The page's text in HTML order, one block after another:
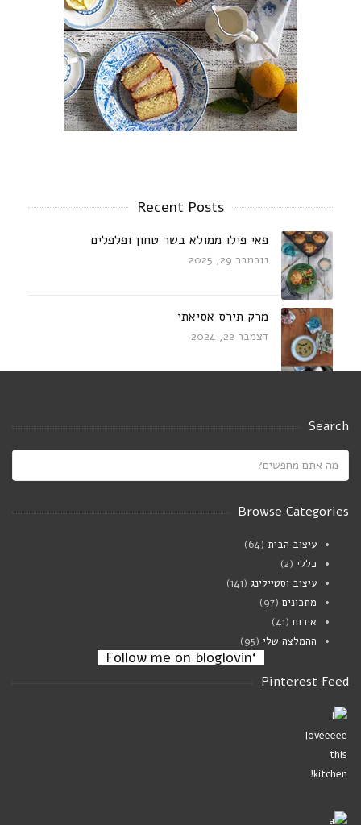
Recent Posts
פאי פילו ממולא בשר טחון ופלפלים
נובמבר 29, 2025
מרק תירס אסיאתי
דצמבר 22, 2024
Saucy white beans on toast
מרק פטריות וגריסי פנינה
‘Follow me on bloglovin
Search
Browse Categories
עיצוב הבית (64)
כללי (2)
עיצוב וסטיילינג (141)
מתכונים (97)
אירוח (41)
ההמלצה שלי (95)
Pinterest Feed